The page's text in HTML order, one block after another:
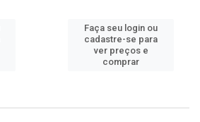
Faça seu login ou
cadastre-se para
ver preços e
comprar